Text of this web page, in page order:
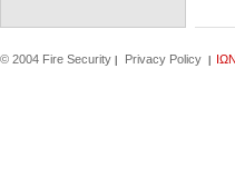
© 2004 Fire Security Privacy Policy